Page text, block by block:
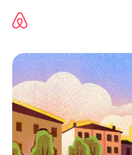
contenido